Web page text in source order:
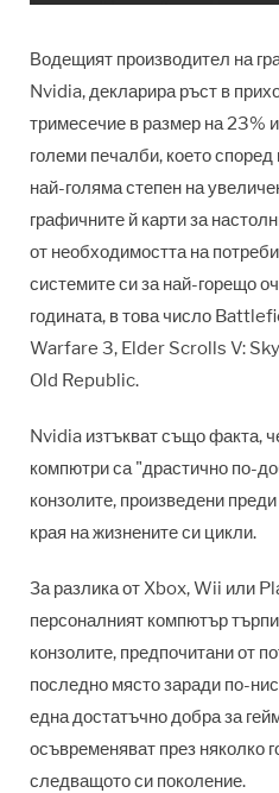
Водещият производител на
Nvidia, декларира ръст в
тримесечие в размер на 23%
големи печалби, което
най-голяма степен на
графичните й карти за
от необходимостта на
системите си за най-горещо
годината, в това число
Warfare 3, Elder Scrolls V:
Old Republic.
Nvidia изтъкват също факта,
компютри са "драстично по-
конзолите, произведени
края на жизнените си цикли.
За разлика от Xbox, Wii или
персоналният компютър
конзолите, предпочитани от
последно място заради по-
една достатъчно добра за
осъвременяват през няколко
следващото си поколение.